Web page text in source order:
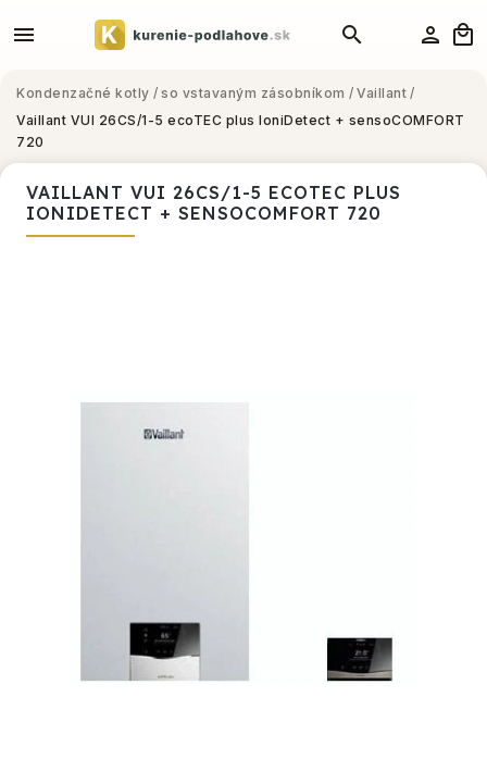
Kondenzačné kotly / so vstavaným zásobníkom / Vaillant /
Vaillant VUI 26CS/1-5 ecoTEC plus IoniDetect + sensoCOMFORT
720
VAILLANT VUI 26CS/1-5 ECOTEC PLUS
IONIDETECT + SENSOCOMFORT 720